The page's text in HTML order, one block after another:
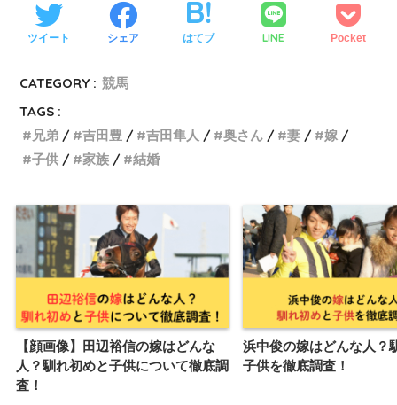
ツイート シェア はてブ LINE Pocket
CATEGORY : 競馬
TAGS :
兄弟
吉田豊 吉田隼人 奥さん 妻
嫁
子供
家族 結婚
【顔画像】田辺裕信の嫁はどんな
人？馴れ初めと子供について徹底調
査！
浜中俊の嫁はどんな人？
子供を徹底調査！